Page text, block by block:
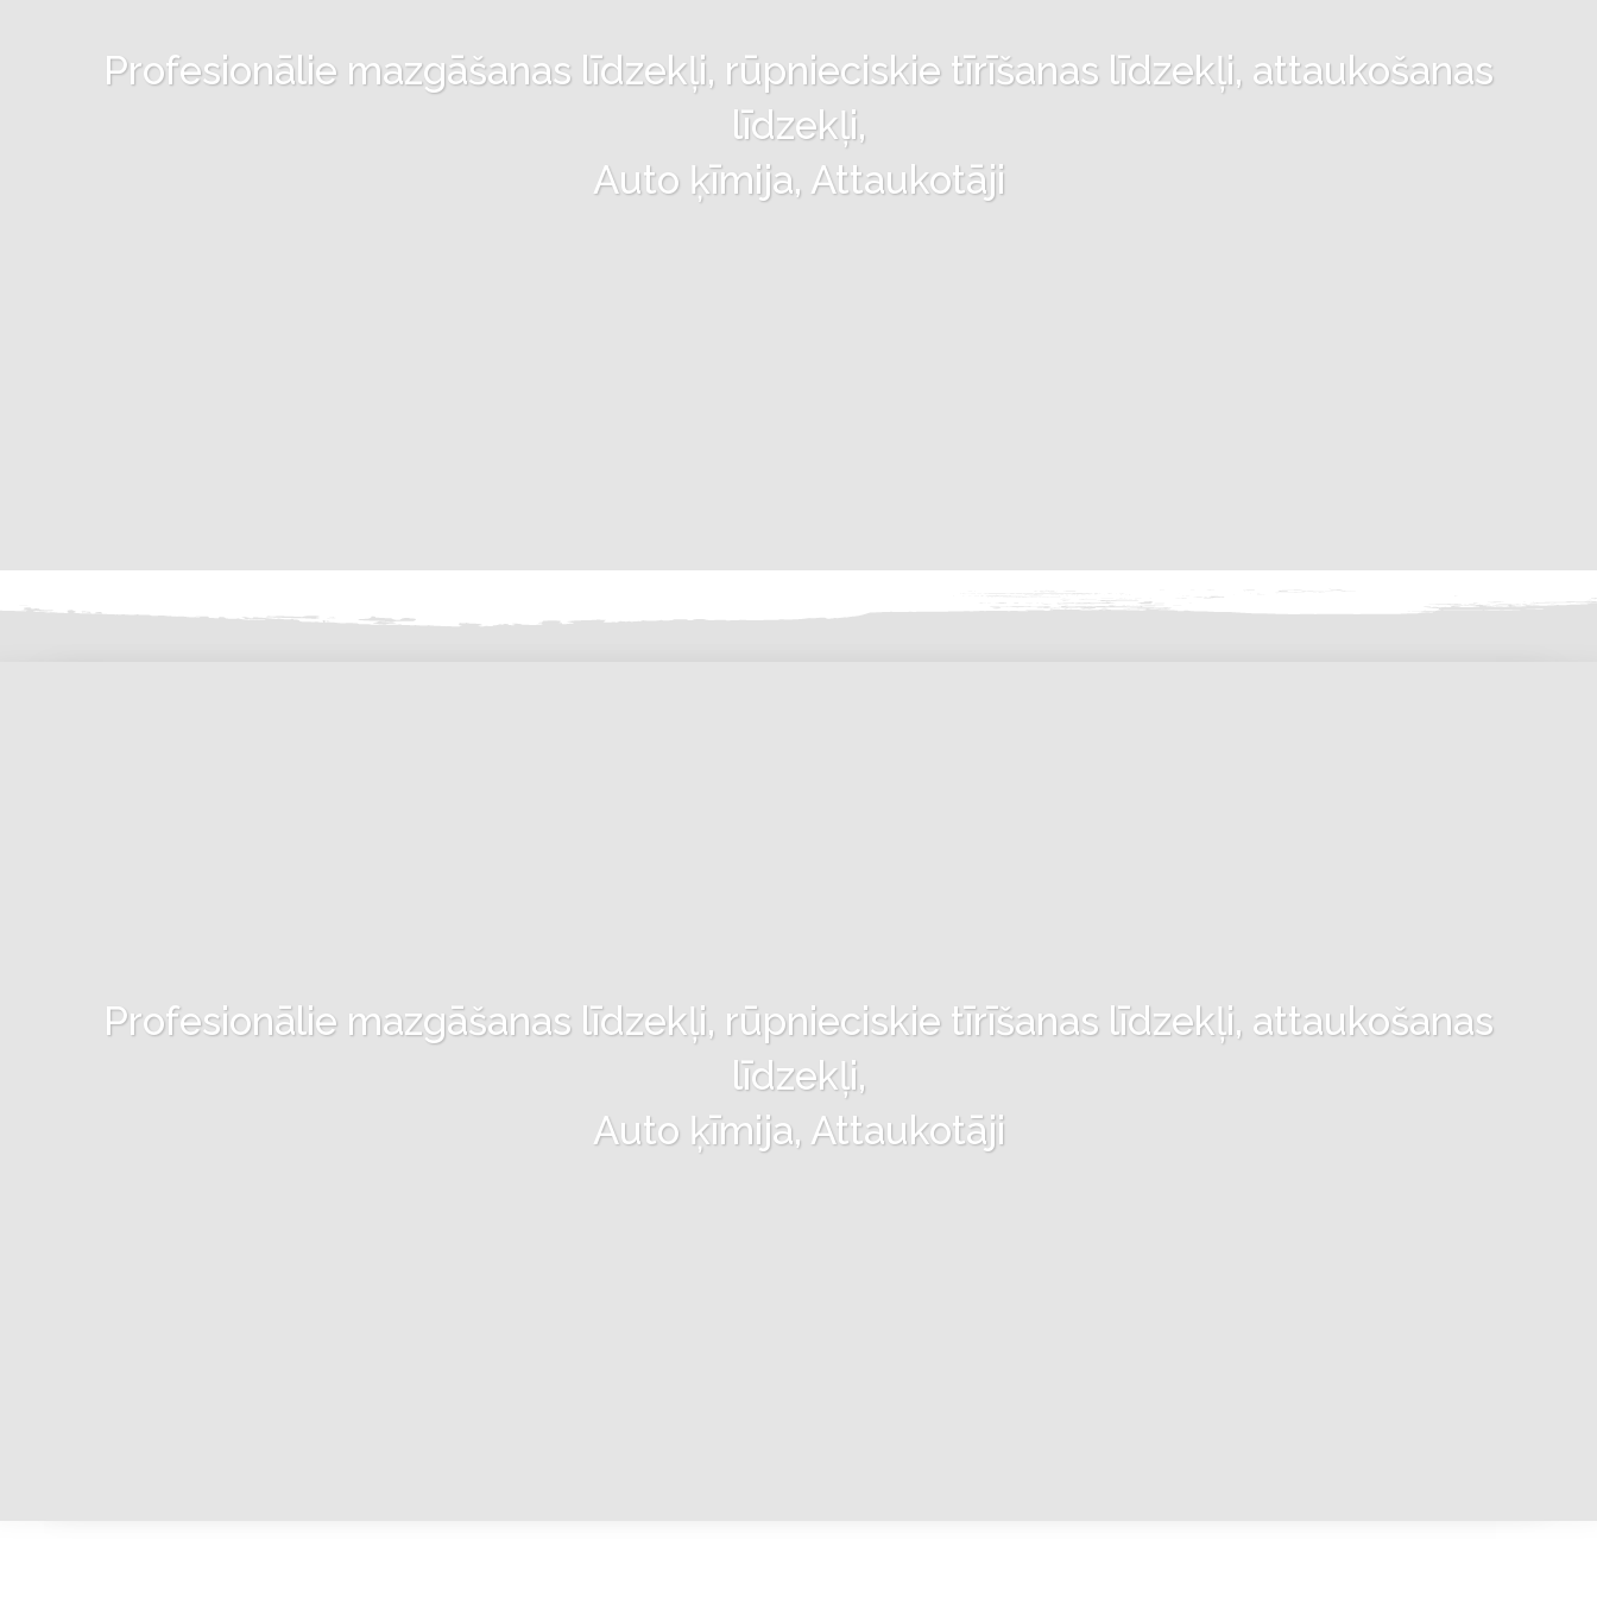
Profesionālie mazgāšanas līdzekļi, rūpnieciskie tīrīšanas līdzekļi, attaukošanas
līdzekļi,
Auto ķīmija, Attaukotāji
Profesionālie mazgāšanas līdzekļi, rūpnieciskie tīrīšanas līdzekļi, attaukošanas
līdzekļi,
Auto ķīmija, Attaukotāji